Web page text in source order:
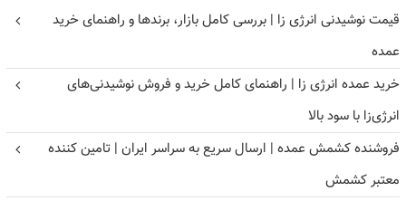
قیمت نوشیدنی انرژی زا | بررسی کامل بازار، برندها و راهنمای خرید
عمده
خرید عمده انرژی زا | راهنمای کامل خرید و فروش نوشیدنی‌های
انرژی‌زا با سود بالا
فروشنده کشمش عمده | ارسال سریع به سراسر ایران | تامین کننده
معتبر کشمش